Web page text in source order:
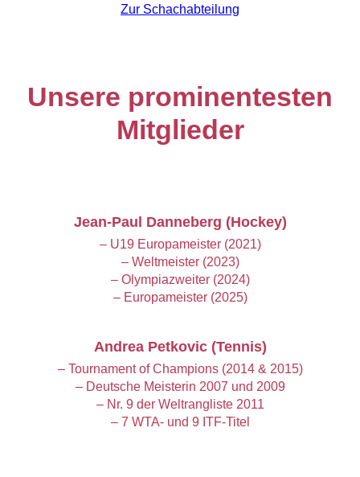
Zur Schachabteilung
Unsere prominentesten
Mitglieder
Jean-Paul Danneberg (Hockey)
– U19 Europameister (2021)
– Weltmeister (2023)
– Olympiazweiter (2024)
– Europameister (2025)
Andrea Petkovic (Tennis)
– Tournament of Champions (2014 & 2015)
– Deutsche Meisterin 2007 und 2009
– Nr. 9 der Weltrangliste 2011
– 7 WTA- und 9 ITF-Titel